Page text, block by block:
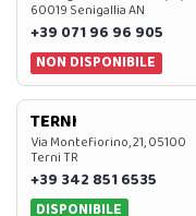
60019 Senigallia AN
+39 071 96 96 905
NON DISPONIBILE
TERNI
Via Montefiorino, 21, 05100
Terni TR
+39 342 851 6535
DISPONIBILE